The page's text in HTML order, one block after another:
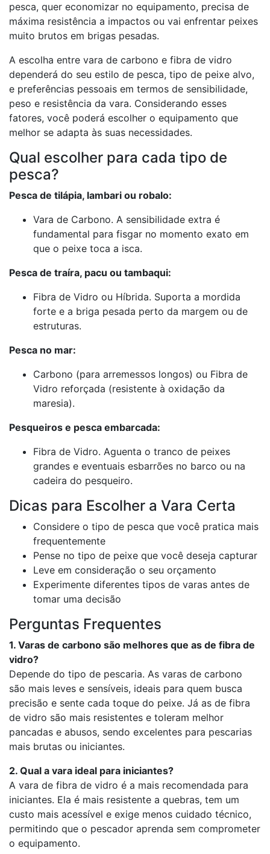
pesca, quer economizar no equipamento, precisa de
máxima resistência a impactos ou vai enfrentar peixes
muito brutos em brigas pesadas.
A escolha entre vara de carbono e fibra de vidro
dependerá do seu estilo de pesca, tipo de peixe alvo,
e preferências pessoais em termos de sensibilidade,
peso e resistência da vara. Considerando esses
fatores, você poderá escolher o equipamento que
melhor se adapta às suas necessidades.
Qual escolher para cada tipo de
pesca?
Pesca de tilápia, lambari ou robalo:
Vara de Carbono. A sensibilidade extra é
fundamental para fisgar no momento exato em
que o peixe toca a isca.
Pesca de traíra, pacu ou tambaqui:
Fibra de Vidro ou Híbrida. Suporta a mordida
forte e a briga pesada perto da margem ou de
estruturas.
Pesca no mar:
Carbono (para arremessos longos) ou Fibra de
Vidro reforçada (resistente à oxidação da
maresia).
Pesqueiros e pesca embarcada:
Fibra de Vidro. Aguenta o tranco de peixes
grandes e eventuais esbarrões no barco ou na
cadeira do pesqueiro.
Dicas para Escolher a Vara Certa
Considere o tipo de pesca que você pratica mais
frequentemente
Pense no tipo de peixe que você deseja capturar
Leve em consideração o seu orçamento
Experimente diferentes tipos de varas antes de
tomar uma decisão
Perguntas Frequentes
1. Varas de carbono são melhores que as de fibra de
vidro?
Depende do tipo de pescaria. As varas de carbono
são mais leves e sensíveis, ideais para quem busca
precisão e sente cada toque do peixe. Já as de fibra
de vidro são mais resistentes e toleram melhor
pancadas e abusos, sendo excelentes para pescarias
mais brutas ou iniciantes.
2. Qual a vara ideal para iniciantes?
A vara de fibra de vidro é a mais recomendada para
iniciantes. Ela é mais resistente a quebras, tem um
custo mais acessível e exige menos cuidado técnico,
permitindo que o pescador aprenda sem comprometer
o equipamento.